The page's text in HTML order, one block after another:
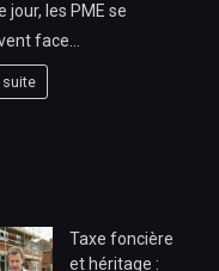
jour, les PME se
face…
suite
Taxe foncière
et héritage :